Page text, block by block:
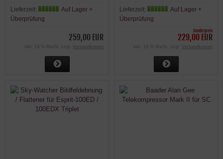
Lieferzeit:
Auf Lager +
Überprüfung
259,00 EUR
inkl. 19 % MwSt. zzgl. Versandkosten
Lieferzeit:
Auf Lager +
Überprüfung
Sonderpreis
229,00 EUR
inkl. 19 % MwSt. zzgl. Versandkosten